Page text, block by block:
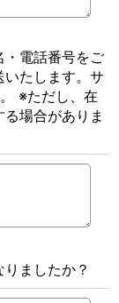
・電話番号をご
たします。サ
※ただし、在
場合がありま
ましたか？